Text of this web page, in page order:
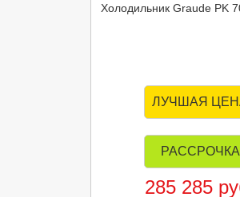
Холодильник Graude PK
ЛУЧШАЯ
РАССРОЧКА
285 285